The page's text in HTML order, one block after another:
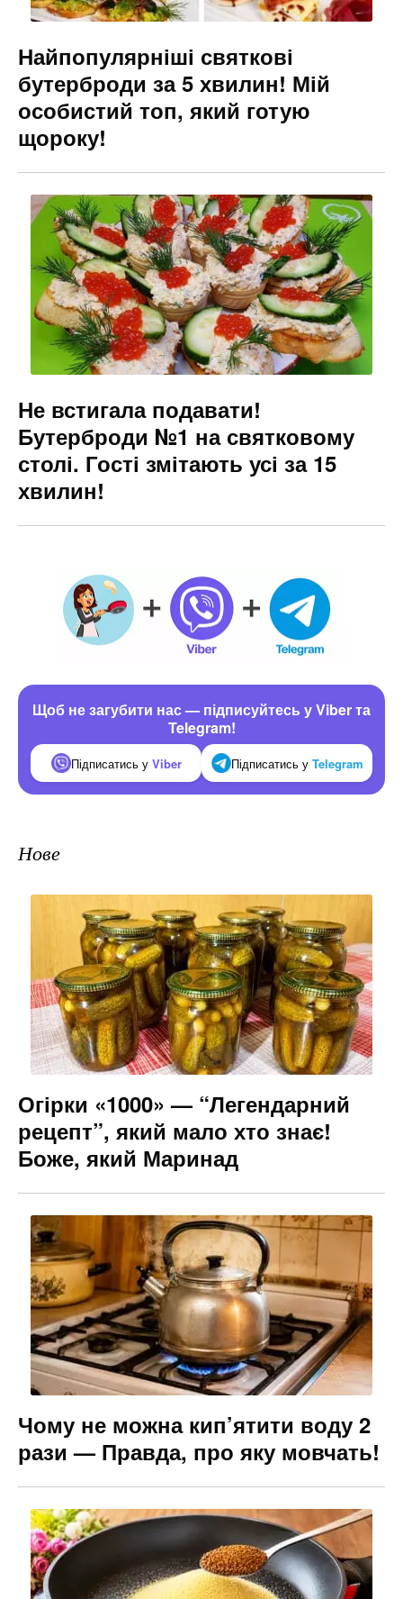
Найпопулярніші святкові
бутерброди за 5 хвилин! Мій
особистий топ, який готую
щороку!
Не встигала подавати!
Бутерброди №1 на святковому
столі. Гості змітають усі за 15
хвилин!
Щоб не загубити нас — підписуйтесь у Viber та
Telegram!
Підписатись у Viber Підписатись у Telegram
Нове
Огірки «1000» — “Легендарний
рецепт”, який мало хто знає!
Боже, який Маринад
Чому не можна кип’ятити воду 2
рази — Правда, про яку мовчать!